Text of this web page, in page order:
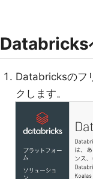
Databricks
Databricksのフ
クします。